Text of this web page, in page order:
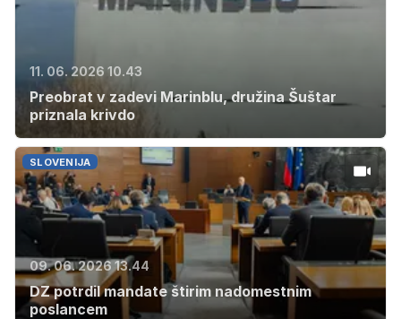
11. 06. 2026 10.43
Preobrat v zadevi Marinblu, družina Šuštar
priznala krivdo
SLOVENIJA
09. 06. 2026 13.44
DZ potrdil mandate štirim nadomestnim
poslancem